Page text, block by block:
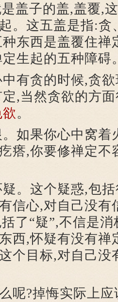
盖子的盖,盖覆,
。这五盖是指:贪
东西是盖覆住禅
生起的五种障碍
贪的时候,贪欲
,当然贪欲的方
。
果你心中窝着
瘩,你要修禅定不
这个疑惑,包括
信心,对自己没有
了“疑”,不信是
西,怀疑有没有禅
个目标,对自己没
?掉悔实际上应